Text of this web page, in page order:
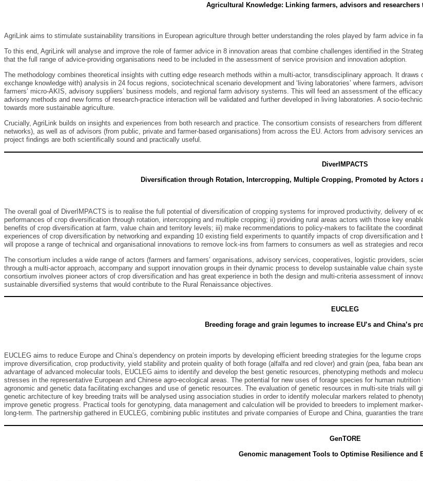
Agricultural Knowledge: Linking farmers, advisors and
AgriLink aims to stimulate sustainability transitions in European agriculture through better understanding the roles played by farm advice in
To this end, AgriLink will analyse and improve the role of farmer advice in 8 innovation areas that combine challenges identified in the
that the full range of advice-providing organisations need to be included in the assessment of service provision and innovation adoption.
The methodology combines theoretical insights with cutting edge research methods within a multi-actor, transdisciplinary approach. It
exchange knowledge with) analysis in 24 focus regions, sociotechnical scenario development and ‘living laboratories’ where farmers,
farmers’ micro-AKIS, advisory suppliers’ business models, and regional farm advisory systems. This will feed an assessment of the
advisory methods and new forms of research-practice interaction will be validated and further developed in living laboratories. A socio-
towards more sustainable agriculture.
Crucially, AgriLink builds on insights and experiences from both research and practice. The consortium consists of researchers from
networks), as well as of advisors (from public, private and farmer-based organisations) from across the EU. Actors from advisory services
project findings are both scientifically sound and practically useful.
DiverIMPACTS
Diversification through Rotation, Intercropping, Multiple Cropping, Promoted by Actors
The overall goal of DiverIMPACTS is to realise the full potential of diversification of cropping systems for improved productivity, delivery
performances of crop diversification through rotation, intercropping and multiple cropping; ii) providing rural areas actors with those key
benefits of crop diversification at farm, value chain and territory levels; iii) make recommendations to policy-makers to facilitate the
experiences of crop diversification by networking and expanding 10 existing field experiments to quantify impacts of crop diversification
will propose a range of technical and organisational innovations to remove lock-ins from farmers to consumers as well as strategies and
The consortium includes a wide range of actors (farmers and farmers’ organisations, advisory services, cooperatives, logistic providers,
through a multi-actor approach, accompany and support innovation groups in their dynamic process to develop sustainable value chain
consortium involves pioneer actors of crop diversification and has great experience in both the design and multi-criteria assessment of
sustainable diversified systems that would contribute to the Rural Renaissance objectives.
EUCLEG
Breeding forage and grain legumes to increase EU’s and China’s
EUCLEG aims to reduce Europe and China’s dependency on protein imports by developing efficient breeding strategies for the legume
improve diversification, crop productivity, yield stability and protein quality of both forage (alfalfa and red clover) and grain (pea, faba bean
advantage of advanced molecular tools, EUCLEG aims to identify and develop the best genetic resources, phenotyping methods and
stresses in the representative European and Chinese agro-ecological areas. The potential for new uses of forage species for human
agronomic and genetic data facilitating exchanges and use of genetic resources. The evaluation of genetic resources in multi-site trials will
genetic architecture of key breeding traits will be analysed using association studies in order to identify molecular markers related to
improve genetic progress. Practical tools for genotyping, data management and calculation will be provided to breeders to implement
long-term. The partnership gathered in EUCLEG, combining public institutes and private companies of Europe and China, guaranties the
GenTORE
Genomic management Tools to Optimise Resilience and